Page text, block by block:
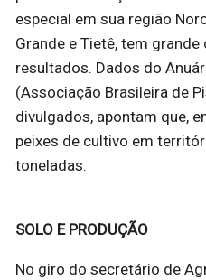
especial em sua região
Grande e Tietê, tem
resultados. Dados do
(Associação Brasileira de
divulgados, apontam que,
peixes de cultivo em
toneladas.
SOLO E PRODUÇÃO
No giro do secretário de